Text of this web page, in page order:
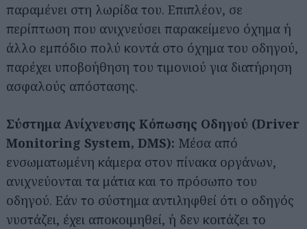
παραμένει στη λωρίδα του. Επιπλέον, σε
περίπτωση που ανιχνεύσει παρακείμενο όχημα ή
άλλο εμπόδιο πολύ κοντά στο όχημα του οδηγού,
παρέχει υποβοήθηση του τιμονιού για διατήρηση
ασφαλούς απόστασης.
Σύστημα Ανίχνευσης Κόπωσης Οδηγού (Driver
Monitoring System, DMS): Μέσα από
ενσωματωμένη κάμερα στον πίνακα οργάνων,
ανιχνεύονται τα μάτια και το πρόσωπο του
οδηγού. Εάν το σύστημα αντιληφθεί ότι ο οδηγός
νυστάζει, έχει αποκοιμηθεί, ή δεν κοιτάζει το